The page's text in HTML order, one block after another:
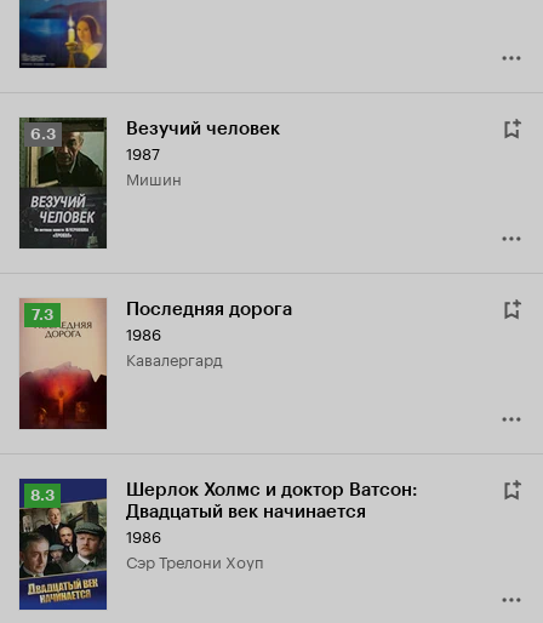
Рейтинг
Кинопоиска
6.3
6.3 Везучий человек
1987
Мишин
Рейтинг
Кинопоиска
7.3 Последняя дорога
1986
кавалергард
Рейтинг
Кинопоиска
8.3
8.3
Шерлок Холмс и доктор Ватсон:
Двадцатый век начинается
1986
сэр Трелони Хоуп